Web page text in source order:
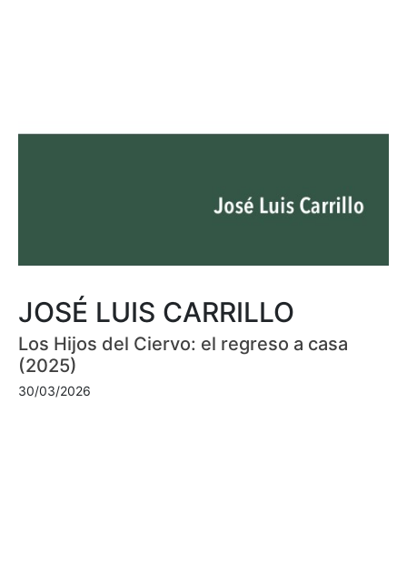
JOSÉ LUIS CARRILLO
Los Hijos del Ciervo: el regreso a casa
(2025)
30/03/2026